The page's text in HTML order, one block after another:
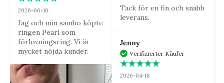
2026-06-16
Jag och min sambo köpte
ringen Pearl som
förlovningsring. Vi är
mycket nöjda kunder.
Tack för en fin och snabb
leverans.
Jenny
Verifizierter Käufer
2026-04-18